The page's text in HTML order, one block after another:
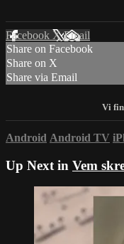
Facebook XEmail
Share on Facebook
Share on X
Share via Email
Android Android TV
Up Next in Vem